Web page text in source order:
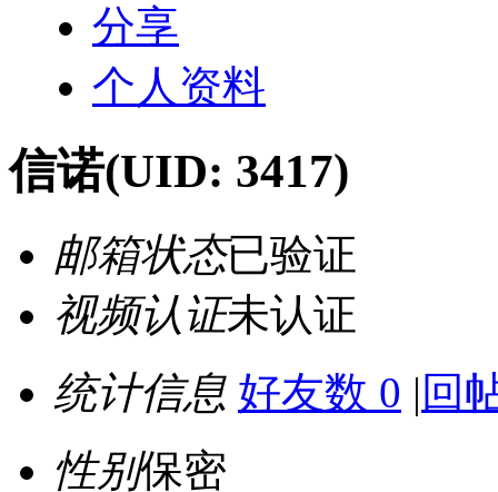
分享
个人资料
信诺(UID: 3417)
邮箱状态已验证
视频认证未认证
统计信息 好友数 0 | 回
性别保密